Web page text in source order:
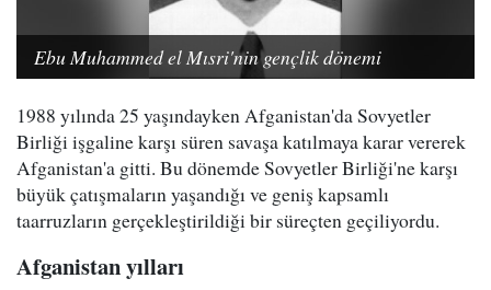
Ebu Muhammed el Mısri'nin gençlik dönemi
1988 yılında 25 yaşındayken Afganistan'da Sovyetler
Birliği işgaline karşı süren savaşa katılmaya karar vererek
Afganistan'a gitti. Bu dönemde Sovyetler Birliği'ne karşı
büyük çatışmaların yaşandığı ve geniş kapsamlı
taarruzların gerçekleştirildiği bir süreçten geçiliyordu.
Afganistan yılları